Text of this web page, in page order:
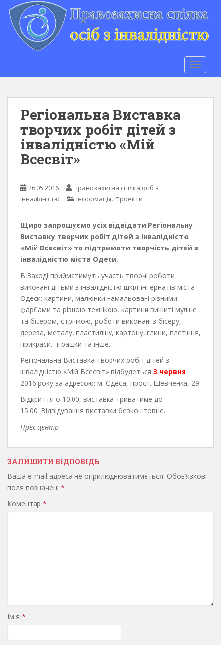
Регіональна Виставка
творчих робіт дітей з
інвалідністю «Мій
Всесвіт»
26.05.2016
Правозахисна спілка осіб з
інвалідністю
Інформація, Проекти
Щиро запрошуємо усіх відвідати Регіональну
Виставку творчих робіт дітей з інвалідністю
«Мій Всесвіт» та підтримати творчість дітей з
інвалідністю міста Одеси.
В Заході прийматимуть участь творчі роботи
виконані дітьми з інвалідністю шкіл-інтернатів міста
Одеси: картини, малюнки намальовані різними
фарбами та різною технікою, картини вишиті муліне
та бісером, стрічкою, роботи виконані з бісеру,
дерева, металу, пластиліну, картону, глини, плетіння,
прикраси, іграшки та інше.
Регіональна Виставка творчих робіт дітей з
інвалідністю «Мій Всесвіт» відбудеться 3 червня
2016 року за адресою: м. Одеса, просп. Шевченка, 29.
Відкриття о 10.00, виставка триватиме до
15.00. Відвідування виставки безкоштовне.
Прес-центр
ЗАЛИШИТИ ВІДПОВІДЬ
Ваша e-mail адреса не оприлюднюватиметься. Обов’язкові
поля позначені *
Коментар *
Ім'я *